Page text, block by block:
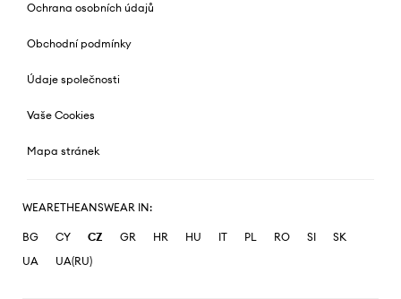
Ochrana osobních údajů
Obchodní podmínky
Údaje společnosti
Vaše Cookies
Mapa stránek
WEARETHEANSWEAR IN:
BG CY CZ GR HR HU IT PL RO SI
SK
UA
UA(RU)